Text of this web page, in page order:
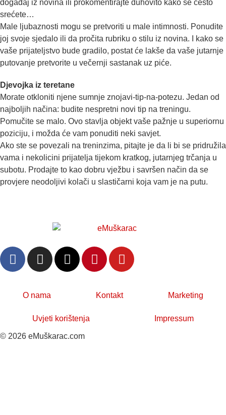
događaj iz novina ili prokomentirajte duhovito kako se često
srećete…
Male ljubaznosti mogu se pretvoriti u male intimnosti. Ponudite
joj svoje sjedalo ili da pročita rubriku o stilu iz novina. I kako se
vaše prijateljstvo bude gradilo, postat će lakše da vaše jutarnje
putovanje pretvorite u večernji sastanak uz piće.
Djevojka iz teretane
Morate otkloniti njene sumnje znojavi-tip-na-potezu. Jedan od
najboljih načina: budite nespretni novi tip na treningu.
Pomučite se malo. Ovo stavlja objekt vaše pažnje u superiornu
poziciju, i možda će vam ponuditi neki savjet.
Ako ste se povezali na treninzima, pitajte je da li bi se pridružila
vama i nekolicini prijatelja tijekom kratkog, jutarnjeg trčanja u
subotu. Prodajte to kao dobru vježbu i savršen način da se
provjere neo­do­ljivi kolači u slastičarni koja vam je na putu.
O nama Kontakt Marketing
Uvjeti korištenja Impressum
© 2026 eMuškarac.com